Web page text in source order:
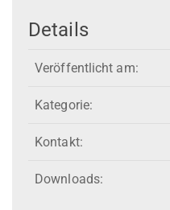
Details
Veröffentlicht am:
Kategorie:
Kontakt:
Downloads: